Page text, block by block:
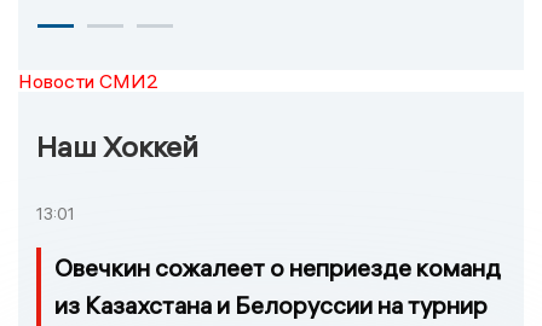
Новости СМИ2
Наш Хоккей
13:01
Овечкин сожалеет о неприезде команд
из Казахстана и Белоруссии на турнир